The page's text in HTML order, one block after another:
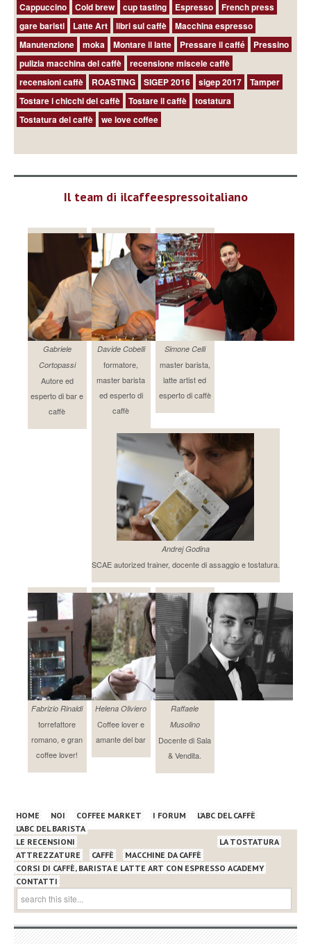
Cappuccino
Cold brew cup tasting Espresso
French press
gare baristi
Latte Art libri sul caffè
Macchina espresso
Manutenzione
moka Montare il latte Pressare il caffé
Pressino
pulizia macchina del caffè
recensione miscele caffè
recensioni caffè
ROASTING SIGEP 2016 sigep 2017
Tamper
Tostare i chicchi del caffè
Tostare il caffè
tostatura
Tostatura del caffè
we love coffee
Il team di ilcaffeespressoitaliano
Gabriele
Cortopassi
Autore ed
esperto di bar e
caffè
Davide Cobelli
formatore,
master barista
ed esperto di
caffè
Simone Celli
master barista,
latte artist ed
esperto di caffè
Andrej Godina
SCAE autorized trainer, docente di assaggio e tostatura.
Fabrizio Rinaldi
torrefattore
romano, e gran
coffee lover!
Helena Oliviero
Coffee lover e
amante del bar
Raffaele
Musolino
Docente di Sala
& Vendita.
HOME NOI COFFEE MARKET I FORUM
L’ABC DEL CAFFÈ
L’ABC DEL BARISTA
LE RECENSIONI
ATTREZZATURE
CAFFÈ MACCHINE DA CAFFÈ
LA TOSTATURA
CORSI DI CAFFÈ, BARISTA E LATTE ART CON ESPRESSO ACADEMY
CONTATTI